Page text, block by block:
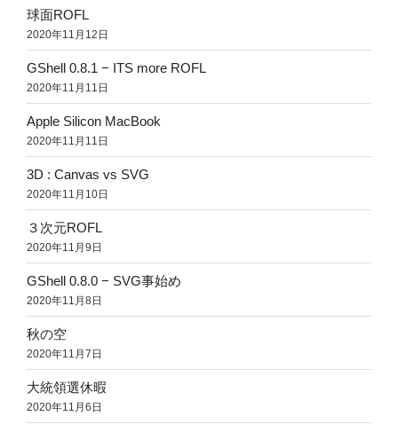
球面ROFL
2020年11月12日
GShell 0.8.1 − ITS more ROFL
2020年11月11日
Apple Silicon MacBook
2020年11月11日
3D : Canvas vs SVG
2020年11月10日
３次元ROFL
2020年11月9日
GShell 0.8.0 − SVG事始め
2020年11月8日
秋の空
2020年11月7日
大統領選休暇
2020年11月6日